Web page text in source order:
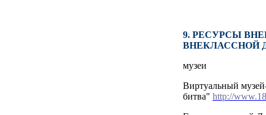
9. РЕСУРСЫ
ВНЕКЛАССНОЙ
музеи
Виртуальный
битва" http://